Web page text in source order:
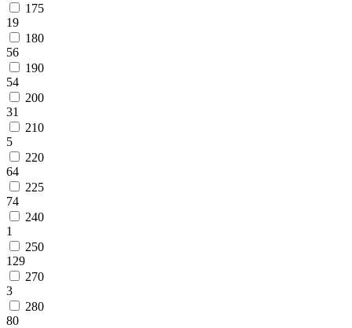
175
19
180
56
190
54
200
31
210
5
220
64
225
74
240
1
250
129
270
3
280
80